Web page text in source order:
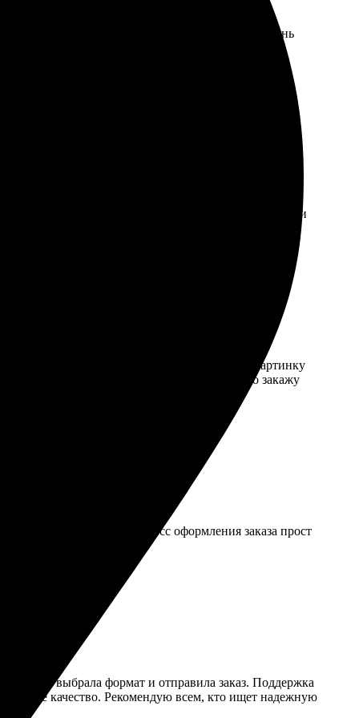
фото, выбрала размер и добавила в корзину. Очень
приходила регулярно, что позволило
Теперь планирую продолжать заказывать
отличное, цвета яркие и насыщенные. Доставили
Процесс заказа очень простой: загрузил картинку
проблем — все как и ожидал! Обязательно закажу
детали четкими. Процесс оформления заказа прост
минут, выбрала формат и отправила заказ. Поддержка
качество. Рекомендую всем, кто ищет надежную